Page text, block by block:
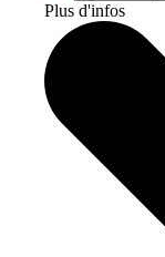
Plus d'infos